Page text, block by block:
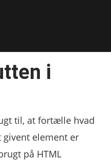
i
til, at fortælle hvad
element er
på HTML